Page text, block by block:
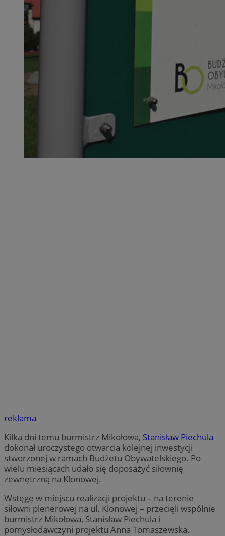
reklama
Kilka dni temu burmistrz Mikołowa, Stanisław Piechula
dokonał uroczystego otwarcia kolejnej inwestycji
stworzonej w ramach Budżetu Obywatelskiego. Po
wielu miesiącach udało się doposażyć siłownię
zewnętrzną na Klonowej.
Wstęgę w miejscu realizacji projektu – na terenie
siłowni plenerowej na ul. Klonowej – przecięli wspólnie
burmistrz Mikołowa, Stanisław Piechula i
pomysłodawczyni projektu Anna Tomaszewska.